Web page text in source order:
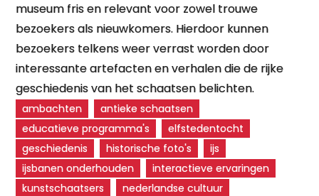
museum fris en relevant voor zowel trouwe
bezoekers als nieuwkomers. Hierdoor kunnen
bezoekers telkens weer verrast worden door
interessante artefacten en verhalen die de rijke
geschiedenis van het schaatsen belichten.
ambachten
antieke schaatsen
educatieve programma's
elfstedentocht
geschiedenis
historische foto's
ijs
ijsbanen onderhouden
interactieve ervaringen
kunstschaatsers
nederlandse cultuur